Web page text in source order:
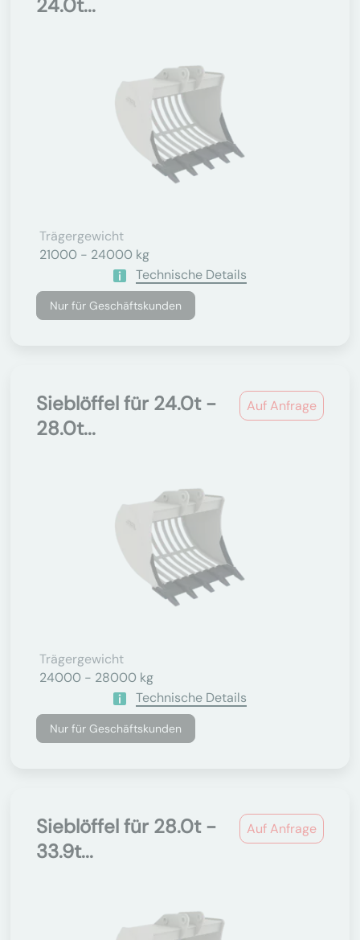
24.0t...
Trägergewicht
21000 - 24000 kg
Technische Details
Nur für Geschäftskunden
Auf Anfrage
Sieblöffel für 24.0t -
28.0t...
Trägergewicht
24000 - 28000 kg
Technische Details
Nur für Geschäftskunden
Auf Anfrage
Sieblöffel für 28.0t -
33.9t...